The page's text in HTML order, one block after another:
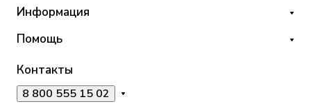
Информация
Помощь
Контакты
8 800 555 15 02